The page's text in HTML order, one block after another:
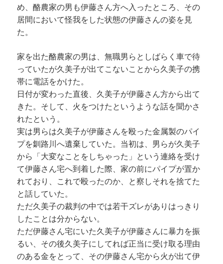
め、酪農家の男も伊藤さん方へ入ったところ、その
居間において怪我をした状態の伊藤さんの姿を見
た。
家を出た酪農家の男は、無職男らとしばらく車で待
っていたが久美子が出てこないことから久美子の携
帯に電話をかけた。
日付が変わった直後、久美子が伊藤さん方から出て
きた。そして、火をつけたというような話を聞かさ
れたという。
実は男らは久美子が伊藤さんを殴った金属製のパイ
プを釧路川へ遺棄していた。当初は、男らが久美子
から「大変なことをしちゃった」という連絡を受け
て伊藤さん宅へ到着した際、家の前にパイプが置か
れており、これで殴ったのか、と察しそれを捨てた
と話していた。
ただ久美子の裁判の中では若干ズレがありはっきり
したことは分からない。
ただ伊藤さん宅にいた久美子が伊藤さんに暴力を振
るい、その後久美子にしてれば正当に受け取る理由
のある金をとって、その伊藤さん宅から火が出て伊